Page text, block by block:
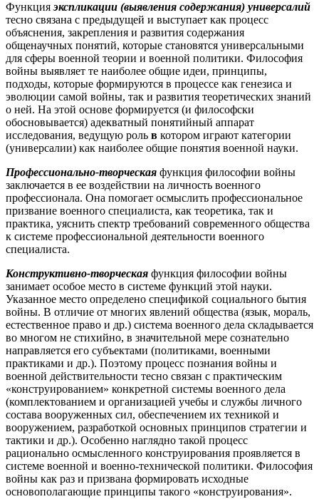
Функцияэкспликации (выявления содержания) универсалий
тесно связана с предыдущей и выступает как процесс
объяснения, закрепления и развития содержания
общенаучных понятий, которые становятся универсальными
для сферы военной теории и военной политики. Философия
войны выявляет те наиболее общие идеи, принципы,
подходы, которые формируются в процессе как генезиса и
эволюции самой войны, так и развития теоретических знаний
о ней. На этой основе формируется (и философски
обосновывается) адекватный понятийный аппарат
исследования, ведущую роль в котором играют категории
(универсалии) как наиболее общие понятия военной науки.
Профессионально-творческая функция философии войны
заключается в ее воздействии на личность военного
профессионала. Она помогает осмыслить профессиональное
призвание военного специалиста, как теоретика, так и
практика, уяснить спектр требований современного общества
к системе профессиональной деятельности военного
специалиста.
Конструктивно-творческая функция философии войны
занимает особое место в системе функций этой науки.
Указанное место определено спецификой социального бытия
войны. В отличие от многих явлений общества (язык, мораль,
естественное право и др.) система военного дела складывается
во многом не стихийно, в значительной мере сознательно
направляется его субъектами (политиками, военными
практиками и др.). Поэтому процесс познания войны и
военной действительности тесно связан с практическим
«конструированием» конкретной системы военного дела
(комплектованием и организацией учебы и службы личного
состава вооруженных сил, обеспечением их техникой и
вооружением, разработкой основных принципов стратегии и
тактики и др.). Особенно наглядно такой процесс
рационально осмысленного конструирования проявляется в
системе военной и военно-технической политики. Философия
войны как раз и призвана формировать исходные
основополагающие принципы такого «конструирования».